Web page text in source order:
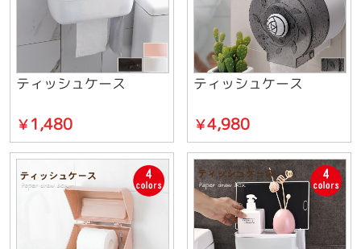
ティッシュケース
￥1,480
ティッシュケース
￥4,980